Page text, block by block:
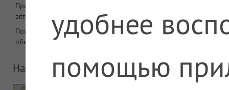
Предложений в
аптеке
Последнее
обновление
07.08.2026 07:08
На карте
удобнее
помощью